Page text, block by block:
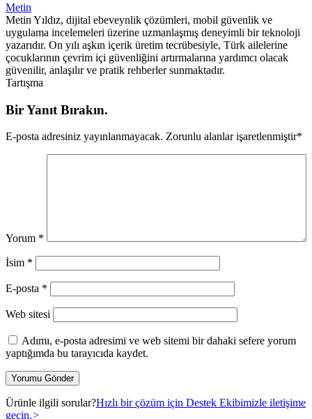
Metin
Metin Yıldız, dijital ebeveynlik çözümleri, mobil güvenlik ve
uygulama incelemeleri üzerine uzmanlaşmış deneyimli bir teknoloji
yazarıdır. On yılı aşkın içerik üretim tecrübesiyle, Türk ailelerine
çocuklarının çevrim içi güvenliğini artırmalarına yardımcı olacak
güvenilir, anlaşılır ve pratik rehberler sunmaktadır.
Tartışma
Bir Yanıt Bırakın.
E-posta adresiniz yayınlanmayacak. Zorunlu alanlar işaretlenmiştir*
Yorum *
İsim *
E-posta *
Web sitesi
Adımı, e-posta adresimi ve web sitemi bir dahaki sefere yorum
yaptığımda bu tarayıcıda kaydet.
Ürünle ilgili sorular?Hızlı bir çözüm için Destek Ekibimizle iletişime
geçin.>